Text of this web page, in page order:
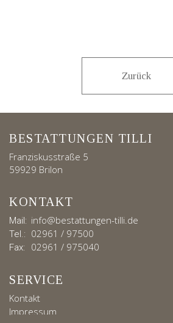
Zurück
BESTATTUNGEN TILLI
Franziskusstraße 5
59929 Brilon
KONTAKT
Mail: info@bestattungen-tilli.de
Tel.: 02961 / 97500
Fax: 02961 / 975040
SERVICE
Kontakt
Impressum